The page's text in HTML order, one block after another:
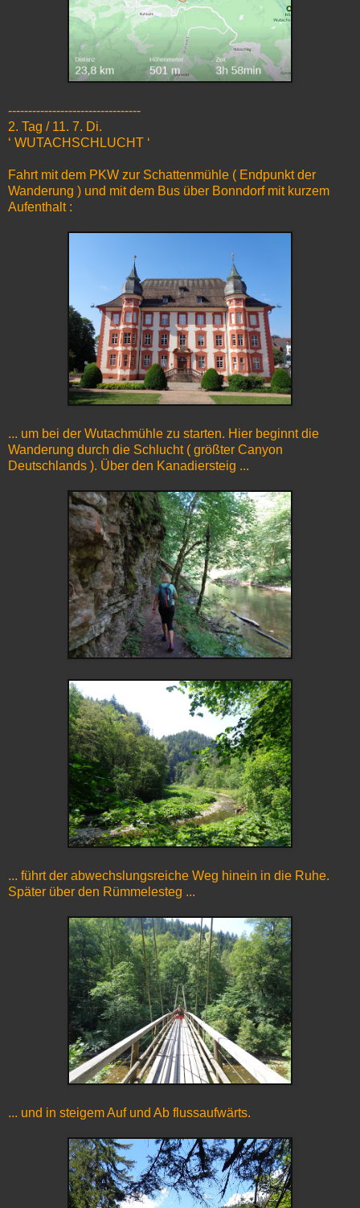
---------------------------------
2. Tag / 11. 7. Di.
‘ WUTACHSCHLUCHT ‘
Fahrt mit dem PKW zur Schattenmühle ( Endpunkt der
Wanderung ) und mit dem Bus über Bonndorf mit kurzem
Aufenthalt :
... um bei der Wutachmühle zu starten. Hier beginnt die
Wanderung durch die Schlucht ( größter Canyon
Deutschlands ). Über den Kanadiersteig ...
... führt der abwechslungsreiche Weg hinein in die Ruhe.
Später über den Rümmelesteg ...
... und in steigem Auf und Ab flussaufwärts.